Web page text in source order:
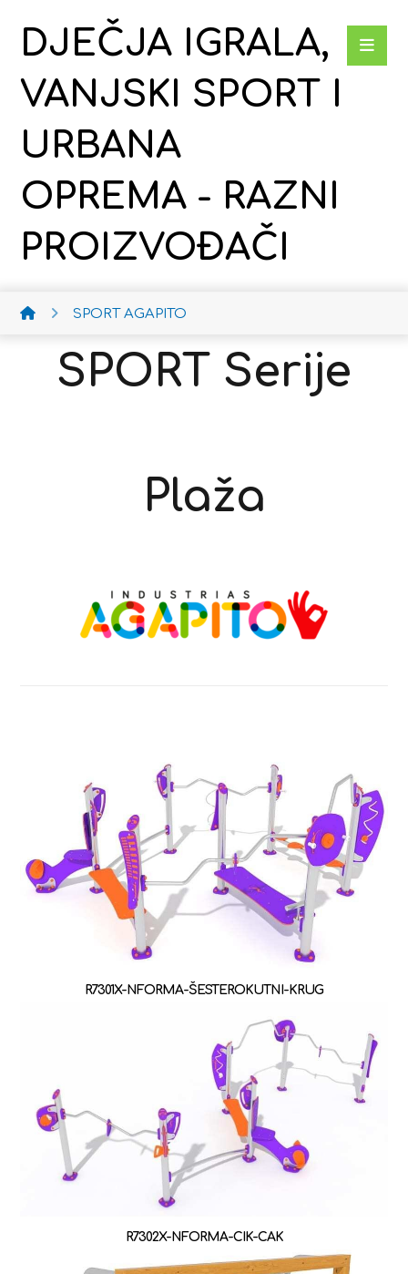
DJEČJA IGRALA,
VANJSKI SPORT I
URBANA
OPREMA - RAZNI
PROIZVOĐAČI
SPORT AGAPITO
SPORT Serije
Plaža
R7301X-NFORMA-ŠESTEROKUTNI-KRUG
R7302X-NFORMA-CIK-CAK